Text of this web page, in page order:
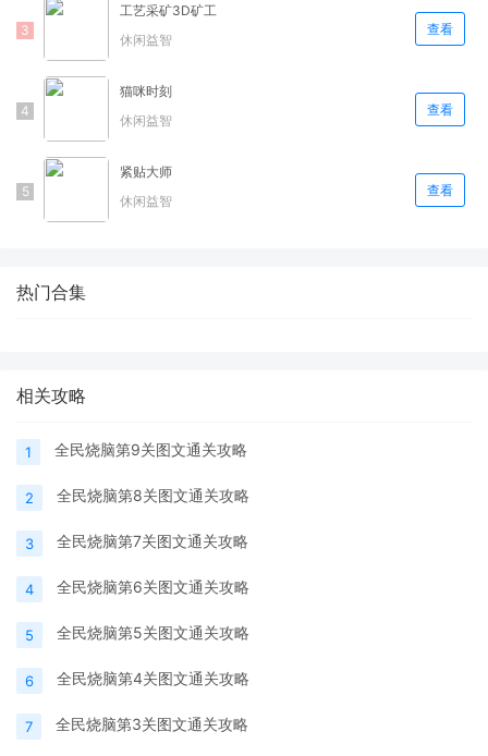
工艺采矿3D矿工
休闲益智
查看
猫咪时刻
休闲益智
查看
紧贴大师
休闲益智
查看
热门合集
相关攻略
1 全民烧脑第9关图文通关攻略
2 全民烧脑第8关图文通关攻略
3 全民烧脑第7关图文通关攻略
4 全民烧脑第6关图文通关攻略
5 全民烧脑第5关图文通关攻略
6 全民烧脑第4关图文通关攻略
7 全民烧脑第3关图文通关攻略